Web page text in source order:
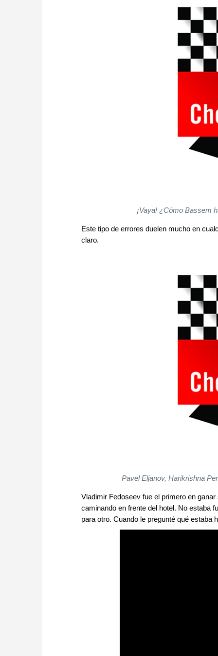
¡Vaya! ¿Cómo Bassem
Este tipo de errores duelen mucho en
claro.
Pavel Eljanov, Harikrishna
Vladimir Fedoseev fue el primero en
caminando en frente del hotel. No estaba
para otro. Cuando le pregunté qué estaba